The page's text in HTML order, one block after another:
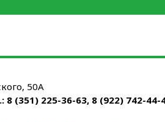
50А
8 (351) 225-36-63, 8 (922) 742-44-